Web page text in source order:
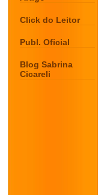
Click do Leitor
Publ. Oficial
Blog Sabrina
Cicareli